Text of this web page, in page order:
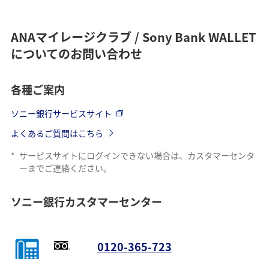
ANAマイレージクラブ / Sony Bank WALLET
についてのお問い合わせ
各種ご案内
ソニー銀行サービスサイト
よくあるご質問はこちら
* サービスサイトにログインできない場合は、カスタマーセンタ
ーまでご連絡ください。
ソニー銀行カスタマーセンター
0120-365-723